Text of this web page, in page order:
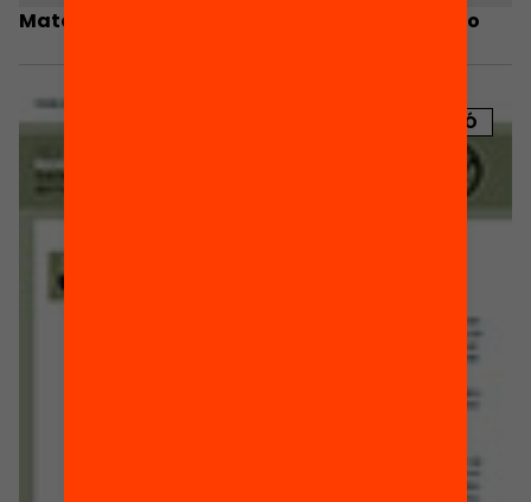
Materials del Debat d’Educació de Yong Zhao
PUBLICACIÓ